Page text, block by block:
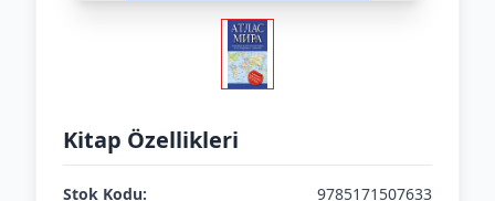
Kitap Özellikleri
Stok Kodu:
9785171507633